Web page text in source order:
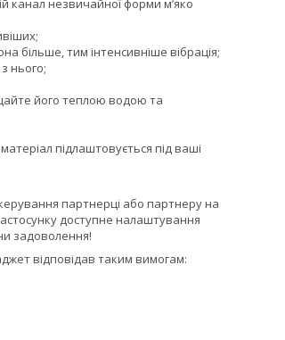
канал незвичайної форми м’яко
більше, тим інтенсивніше вібрація;
нього;
його теплою водою та
підлаштовується під ваші
партнерці або партнеру на
доступне налаштування
задоволення!
відповідав таким вимогам: